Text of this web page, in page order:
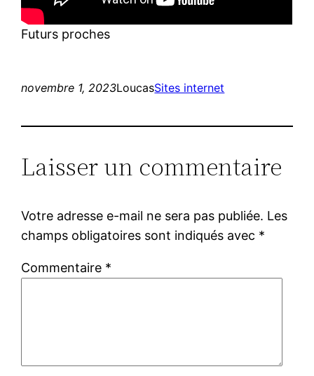
Futurs proches
novembre 1, 2023LoucasSites internet
Laisser un commentaire
Votre adresse e-mail ne sera pas publiée. Les
champs obligatoires sont indiqués avec *
Commentaire *